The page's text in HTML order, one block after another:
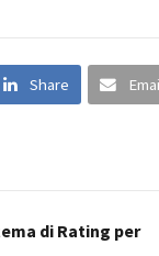
Share
di Rating per